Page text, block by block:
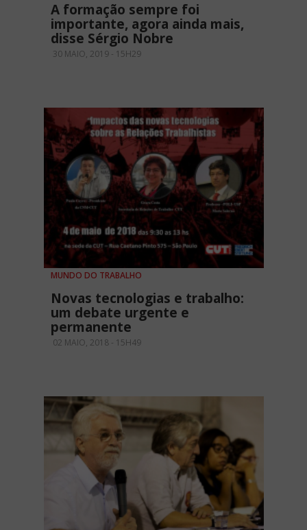
A formação sempre foi
importante, agora ainda mais,
disse Sérgio Nobre
30 MAIO, 2019 - 15H29
MUNDO DO TRABALHO
Novas tecnologias e trabalho:
um debate urgente e
permanente
02 MAIO, 2018 - 15H49